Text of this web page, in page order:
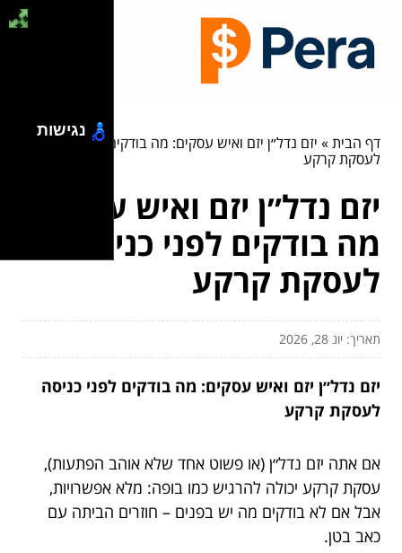
דף הבית» יזם נדל״ן יזם ואיש עסקים: מה בודקים לפני כניסה
לעסקת קרקע
יזם נדל״ן יזם ואיש עסקים:
מה בודקים לפני כניסה
לעסקת קרקע
תאריך: יונ 28, 2026
יזם נדל״ן יזם ואיש עסקים: מה בודקים לפני כניסה
לעסקת קרקע
אם אתה יזם נדל״ן (או פשוט אחד שלא אוהב הפתעות),
עסקת קרקע יכולה להרגיש כמו בופה: מלא אפשרויות,
אבל אם לא בודקים מה יש בפנים – חוזרים הביתה עם
כאב בטן.
נגישות